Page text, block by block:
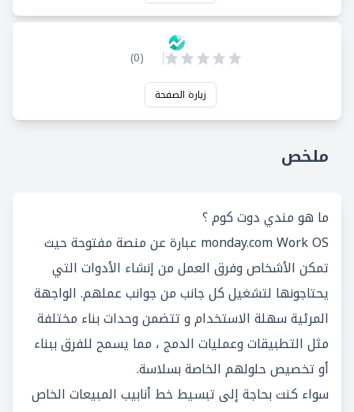
(
0
)
زيارة الصفحة
ملخص
ما هو مندي دوت كوم ؟
monday.com Work OS عبارة عن منصة مفتوحة حيث
تمكن الأشخاص وفرق العمل من إنشاء الأدوات التي
يحتاجونها لتشغيل كل جانب من جوانب عملهم. الواجهة
المرئية سهلة الاستخدام و تتضمن وحدات بناء مختلفة
مثل التطبيقات وعمليات الدمج ، مما يسمح للفرق ببناء
أو تخصيص حلولهم الخاصة بسلاسة.
سواء كنت بحاجة إلى تبسيط خط أنابيب المبيعات الخاص